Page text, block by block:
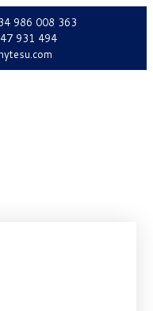
986 008 363
931 494